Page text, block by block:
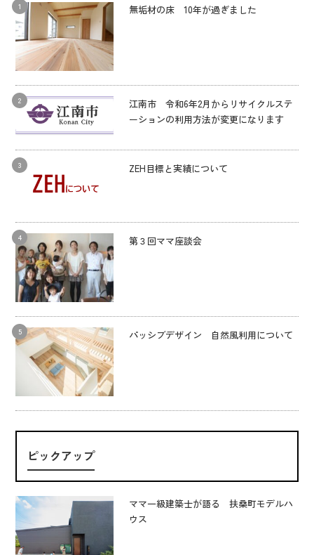
無垢材の床 10年が過ぎました
江南市 令和6年2月からリサイクルステ
ーションの利用方法が変更になります
ZEH目標と実績について
第３回ママ座談会
パッシブデザイン 自然風利用について
ピックアップ
ママ一級建築士が語る 扶桑町モデルハ
ウス